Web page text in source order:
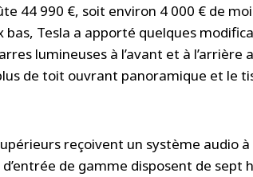
44 990 €, soit environ 4 000 € de
Tesla a apporté quelques
lumineuses à l’avant et à l’arrière
de toit ouvrant panoramique et le
reçoivent un système audio
de gamme disposent de sept